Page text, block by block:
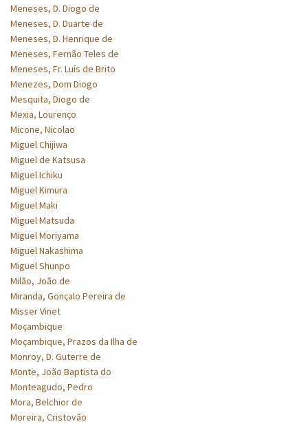
Meneses, D. Diogo de
Meneses, D. Duarte de
Meneses, D. Henrique de
Meneses, Fernão Teles de
Meneses, Fr. Luís de Brito
Menezes, Dom Diogo
Mesquita, Diogo de
Mexia, Lourenço
Micone, Nicolao
Miguel Chijiwa
Miguel de Katsusa
Miguel Ichiku
Miguel Kimura
Miguel Maki
Miguel Matsuda
Miguel Moriyama
Miguel Nakashima
Miguel Shunpo
Milão, João de
Miranda, Gonçalo Pereira de
Misser Vinet
Moçambique
Moçambique, Prazos da Ilha de
Monroy, D. Guterre de
Monte, João Baptista do
Monteagudo, Pedro
Mora, Belchior de
Moreira, Cristovão